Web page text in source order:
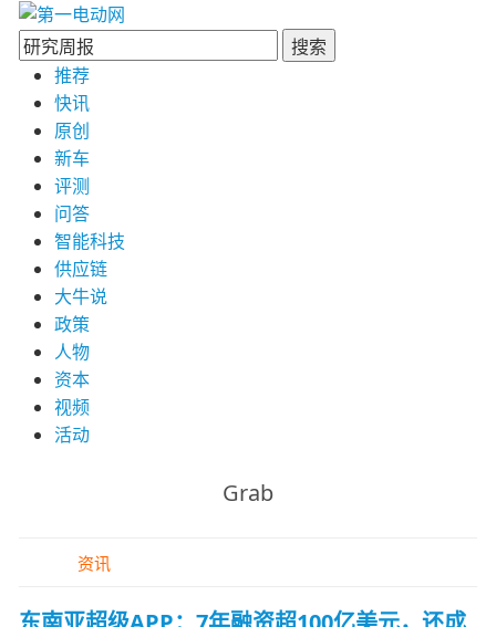
搜索
推荐
快讯
原创
新车
评测
问答
智能科技
供应链
大牛说
政策
人物
资本
视频
活动
Grab
资讯